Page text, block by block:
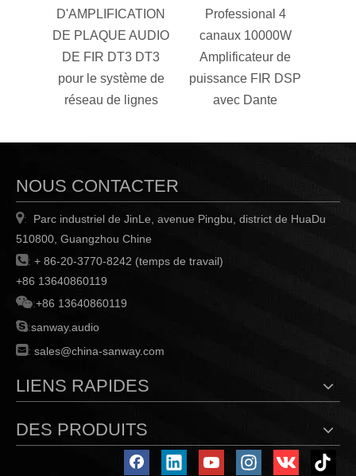
D'AMPLIFICATION
DE PLAQUE AUDIO
DE FIR DT3 DT3
pour le système de
réseau de lignes
Professional 4
canaux 10000W
Amplificateur de
puissance FIR DSP
avec Dante
NOUS CONTACTER
:
Parc industriel de JinLe, avenue Pingbu, district de HuaDu
510800, Guangzhou Chine
: + 86-20-3770-8242 (temps de travail)
+86 13640860119
:+86 13640860119
:sanway.audio
: sales@china-sanway.com
LIENS RAPIDES
DES PRODUITS